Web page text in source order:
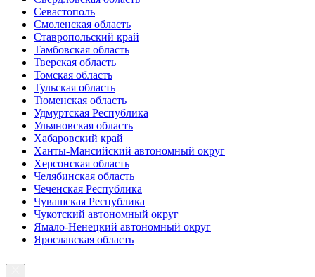
Севастополь
Смоленская область
Ставропольский край
Тамбовская область
Тверская область
Томская область
Тульская область
Тюменская область
Удмуртская Республика
Ульяновская область
Хабаровский край
Ханты-Мансийский автономный округ
Херсонская область
Челябинская область
Чеченская Республика
Чувашская Республика
Чукотский автономный округ
Ямало-Ненецкий автономный округ
Ярославская область